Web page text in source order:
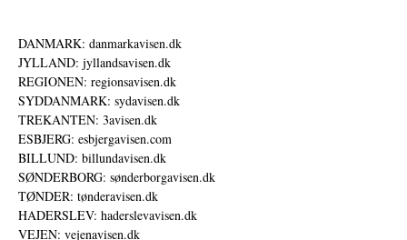
DANMARK: danmarkavisen.dk
JYLLAND: jyllandsavisen.dk
REGIONEN: regionsavisen.dk
SYDDANMARK: sydavisen.dk
TREKANTEN: 3avisen.dk
ESBJERG: esbjergavisen.com
BILLUND: billundavisen.dk
SØNDERBORG: sønderborgavisen.dk
TØNDER: tønderavisen.dk
HADERSLEV: haderslevavisen.dk
VEJEN: vejenavisen.dk